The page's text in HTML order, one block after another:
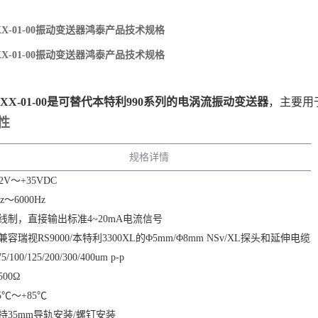
01-00振动变送器鸿泰产品技术规格
01-00振动变送器鸿泰产品技术规格
XX-01-00是可替代本特利990系列的电涡流振动变送器，主要用
规格详情
～+35VDC
～6000Hz
制，直接输出标准4~20mA电流信号
容瑞视RS9000/本特利3300XL的Φ5mm/Φ8mm NSv/XL探头和延伸电缆
100/125/200/300/400um p-p
～+85℃
35mm导轨安装/螺钉安装